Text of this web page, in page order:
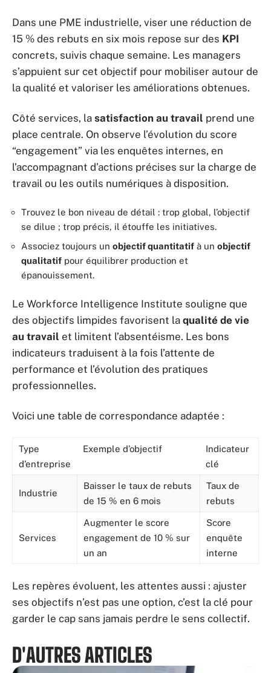
Dans une PME industrielle, viser une réduction de
15 % des rebuts en six mois repose sur des KPI
concrets, suivis chaque semaine. Les managers
s’appuient sur cet objectif pour mobiliser autour de
la qualité et valoriser les améliorations obtenues.
Côté services, la satisfaction au travail prend une
place centrale. On observe l’évolution du score
“engagement” via les enquêtes internes, en
l’accompagnant d’actions précises sur la charge de
travail ou les outils numériques à disposition.
Trouvez le bon niveau de détail : trop global, l’objectif
se dilue ; trop précis, il étouffe les initiatives.
Associez toujours un objectif quantitatif à un objectif
qualitatif pour équilibrer production et
épanouissement.
Le Workforce Intelligence Institute souligne que
des objectifs limpides favorisent la qualité de vie
au travail et limitent l’absentéisme. Les bons
indicateurs traduisent à la fois l’attente de
performance et l’évolution des pratiques
professionnelles.
Voici une table de correspondance adaptée :
Type
d’entreprise
Exemple d’objectif
Indicateur
clé
Industrie
Baisser le taux de rebuts
de 15 % en 6 mois
Taux de
rebuts
Services
Augmenter le score
engagement de 10 % sur
un an
Score
enquête
interne
Les repères évoluent, les attentes aussi : ajuster
ses objectifs n’est pas une option, c’est la clé pour
garder le cap sans jamais perdre le sens collectif.
D'AUTRES ARTICLES